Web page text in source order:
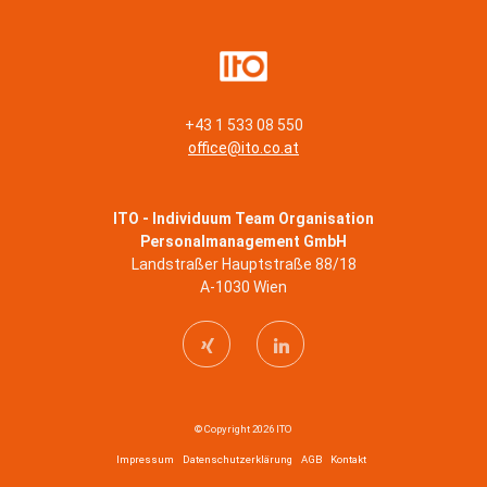
+43 1 533 08 550
office@ito.co.at
ITO - Individuum Team Organisation
Personalmanagement GmbH
Landstraßer Hauptstraße 88/18
A-1030 Wien
© Copyright 2026 ITO
Impressum Datenschutzerklärung AGB Kontakt